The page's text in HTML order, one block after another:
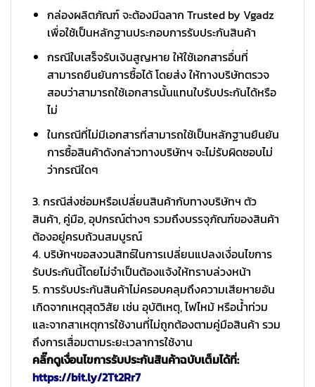
กล่องผลิตภัณฑ์ จะต้องมีฉลาก Trusted by Vgadz
เพื่อใช้เป็นหลักฐานประกอบการรับประกันสินค้า
กรณีใบเสร็จรับเงินสูญหาย ให้ใช้เอกสารอื่นที่
สามารถยืนยันการซื้อได้ โดยส่ง ให้ทางบริษัทตรวจ
สอบว่าสามารถใช้เอกสารนั้นแทนใบรับประกันได้หรือ
ไม่
ในกรณีที่ไม่มีเอกสารที่สามารถใช้เป็นหลักฐานยืนยัน
การซื้อสินค้าดังกล่าวทางบริษัทฯ จะไม่รับผิดชอบไม่
ว่ากรณีใดๆ
3. กรณีส่งซ่อมหรือเปลี่ยนสินค้ากับทางบริษัทฯ ตัว
สินค้า, คู่มือ, อุปกรณ์ต่างๆ รวมถึงบรรจุภัณฑ์ของสินค้า
ต้องอยู่ครบถ้วนสมบูรณ์
4. บริษัทฯขอสงวนสิทธ์ในการเปลี่ยนแปลงเงื่อนไขการ
รับประกันนี้โดยไม่จำเป็นต้องแจ้งให้ทราบล่วงหน้า
5. การรับประกันสินค้าไม่ครอบคลุมถึงความเสียหายอัน
เกิดจากเหตุสุดวิสัย เช่น อุบัติเหตุ, ไฟไหม้ หรือน้ำท่วม
และจากสาเหตุการใช้งานที่ไม่ถูกต้องตามคู่มือสินค้า รวม
ถึงการเสื่อมตามระยะเวลาการใช้งาน
คลิ๊กดูเงื่อนไขการรับประกันสินค้าฉบับเต็มได้ที่:
https://bit.ly/2Tt2Rr7